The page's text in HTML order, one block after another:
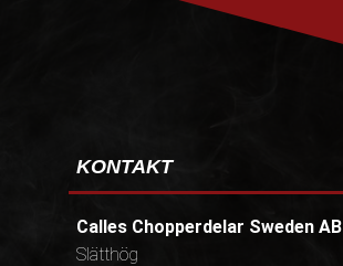
KONTAKT
Calles Chopperdelar Sweden AB
Slätthög